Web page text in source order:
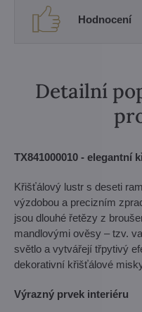
Hodnocení
Detailní
TX841000010 - elegantní
Křišťálový lustr s deseti
výzdobou a precizním
jsou dlouhé řetězy z
mandlovými ověsy – tzv.
světlo a vytvářejí třpytivý
dekorativní křišťálové
Výrazný prvek interiéru